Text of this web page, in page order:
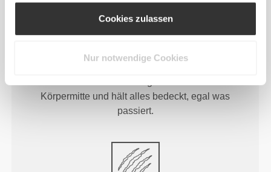
Cookies zulassen
Nur notwendige Cookies
FOKUS
Körpermitte und hält alles bedeckt, egal was
passiert.